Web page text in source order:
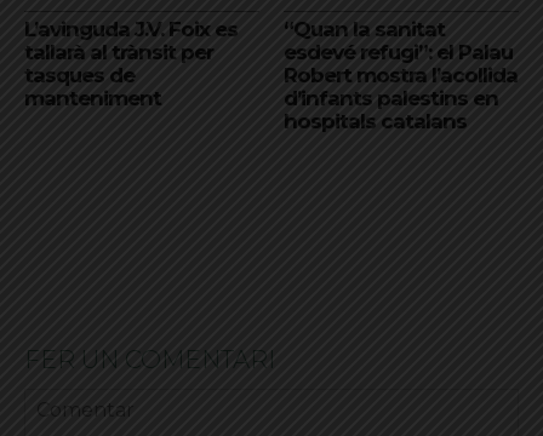
L’avinguda J.V. Foix es
tallarà al trànsit per
tasques de
manteniment
“Quan la sanitat
esdevé refugi”: el Palau
Robert mostra l’acollida
d’infants palestins en
hospitals catalans
FER UN COMENTARI